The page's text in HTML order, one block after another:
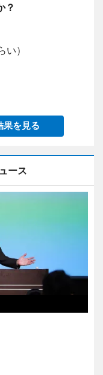
？
）
果を見る
ース